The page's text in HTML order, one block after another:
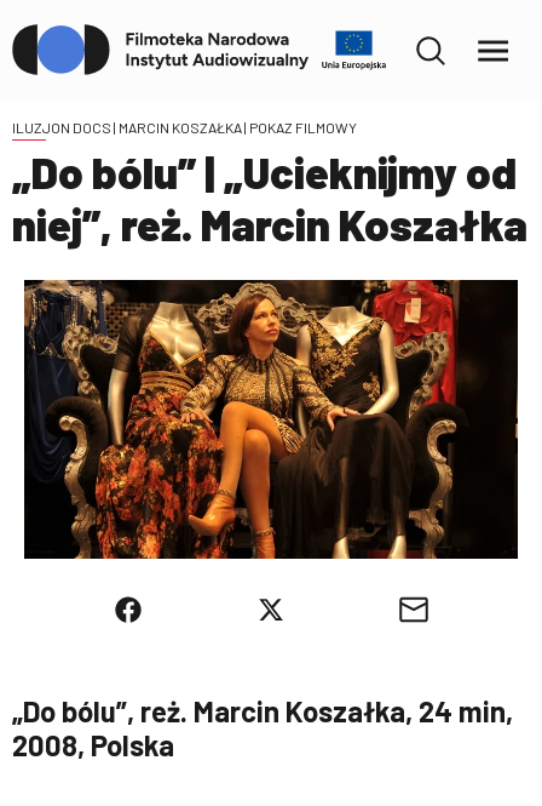
ILUZJON DOCS | MARCIN KOSZAŁKA| POKAZ FILMOWY
„Do bólu” | „Ucieknijmy od
niej”, reż. Marcin Koszałka
„Do bólu”, reż. Marcin Koszałka, 24 min,
2008, Polska